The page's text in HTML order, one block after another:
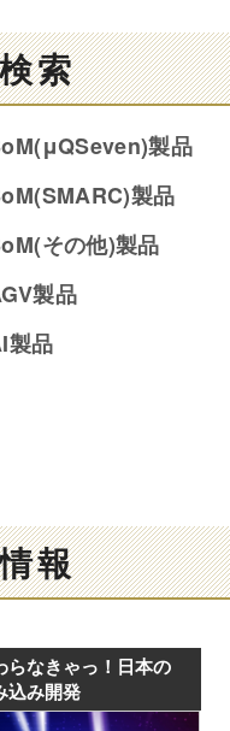
かった場合、情報の
索
製品
製品
その他)製品
製品
製品
報
らなきゃっ！日本の
込み開発